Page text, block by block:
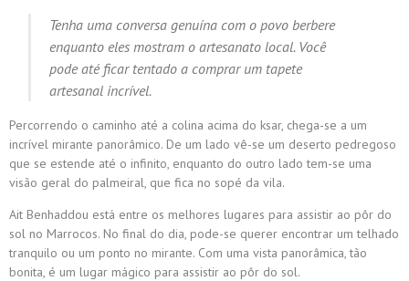
Tenha uma conversa genuína com o povo berbere
enquanto eles mostram o artesanato local. Você
pode até ficar tentado a comprar um tapete
artesanal incrível.
Percorrendo o caminho até a colina acima do ksar, chega-se a um
incrível mirante panorâmico. De um lado vê-se um deserto pedregoso
que se estende até o infinito, enquanto do outro lado tem-se uma
visão geral do palmeiral, que fica no sopé da vila.
Ait Benhaddou está entre os melhores lugares para assistir ao pôr do
sol no Marrocos. No final do dia, pode-se querer encontrar um telhado
tranquilo ou um ponto no mirante. Com uma vista panorâmica, tão
bonita, é um lugar mágico para assistir ao pôr do sol.